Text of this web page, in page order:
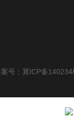
案号：冀ICP备